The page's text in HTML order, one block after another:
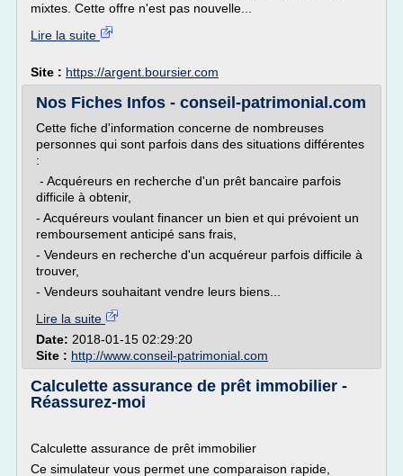
mixtes. Cette offre n'est pas nouvelle...
Lire la suite
Site : https://argent.boursier.com
Nos Fiches Infos - conseil-patrimonial.com
Cette fiche d'information concerne de nombreuses
personnes qui sont parfois dans des situations différentes
:
- Acquéreurs en recherche d'un prêt bancaire parfois
difficile à obtenir,
- Acquéreurs voulant financer un bien et qui prévoient un
remboursement anticipé sans frais,
- Vendeurs en recherche d'un acquéreur parfois difficile à
trouver,
- Vendeurs souhaitant vendre leurs biens...
Lire la suite
Date: 2018-01-15 02:29:20
Site : http://www.conseil-patrimonial.com
Calculette assurance de prêt immobilier -
Réassurez-moi
Calculette assurance de prêt immobilier
Ce simulateur vous permet une comparaison rapide,